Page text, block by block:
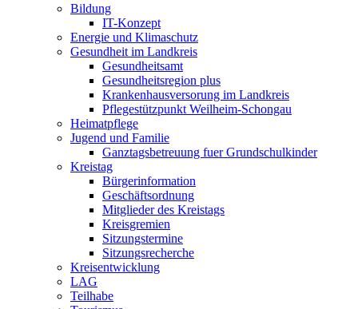
Bildung
IT-Konzept
Energie und Klimaschutz
Gesundheit im Landkreis
Gesundheitsamt
Gesundheitsregion plus
Krankenhausversorung im Landkreis
Pflegestützpunkt Weilheim-Schongau
Heimatpflege
Jugend und Familie
Ganztagsbetreuung fuer Grundschulkinder
Kreistag
Bürgerinformation
Geschäftsordnung
Mitglieder des Kreistags
Kreisgremien
Sitzungstermine
Sitzungsrecherche
Kreisentwicklung
LAG
Teilhabe